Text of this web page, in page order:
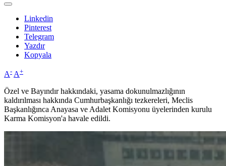
Linkedin
Pinterest
Telegram
Yazdır
Kopyala
A- A+
Özel ve Bayındır hakkındaki, yasama dokunulmazlığının
kaldırılması hakkında Cumhurbaşkanlığı tezkereleri, Meclis
Başkanlığınca Anayasa ve Adalet Komisyonu üyelerinden kurulu
Karma Komisyon'a havale edildi.